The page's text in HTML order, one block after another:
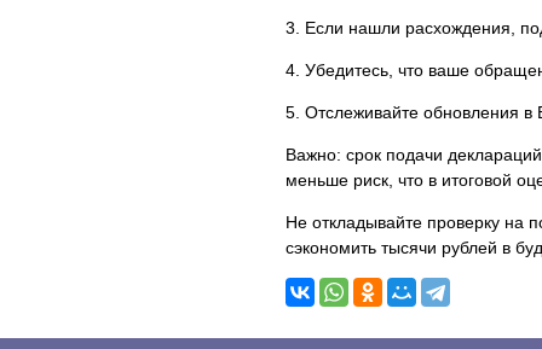
3. Если нашли расхождения,
4. Убедитесь, что ваше
5. Отслеживайте обновления
Важно: срок подачи
меньше риск, что в итоговой
Не откладывайте проверку на
сэкономить тысячи рублей в